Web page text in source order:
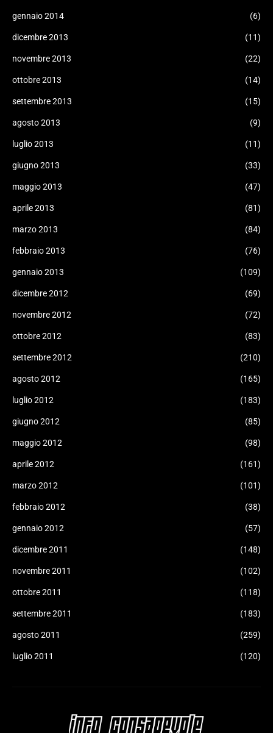
gennaio 2014 (6)
dicembre 2013 (11)
novembre 2013 (22)
ottobre 2013 (14)
settembre 2013 (15)
agosto 2013 (9)
luglio 2013 (11)
giugno 2013 (33)
maggio 2013 (47)
aprile 2013 (81)
marzo 2013 (84)
febbraio 2013 (76)
gennaio 2013 (109)
dicembre 2012 (69)
novembre 2012 (72)
ottobre 2012 (83)
settembre 2012 (210)
agosto 2012 (165)
luglio 2012 (183)
giugno 2012 (85)
maggio 2012 (98)
aprile 2012 (161)
marzo 2012 (101)
febbraio 2012 (38)
gennaio 2012 (57)
dicembre 2011 (148)
novembre 2011 (102)
ottobre 2011 (118)
settembre 2011 (183)
agosto 2011 (259)
luglio 2011 (120)